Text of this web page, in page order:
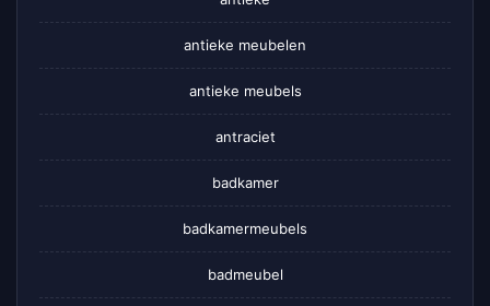
antieke meubelen
antieke meubels
antraciet
badkamer
badkamermeubels
badmeubel